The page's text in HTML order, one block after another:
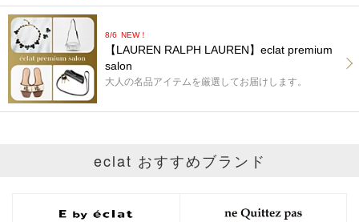
8/6 NEW！
【LAUREN RALPH LAUREN】eclat premium
salon
大人の名品アイテムを厳選してお届けします。
eclat おすすめブランド